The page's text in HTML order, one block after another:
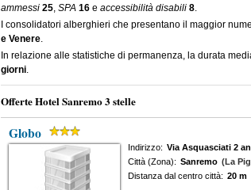
ammessi 25, SPA 16e accessibilità disabili 8.
I consolidatori alberghieri che presentano il maggior
e Venere.
In relazione alle statistiche di permanenza, la durata
giorni.
Offerte Hotel Sanremo 3 stelle
Globo
Indirizzo: Via Asquasciati 2
Città (Zona): Sanremo (La
Distanza dal centro città: 20 m